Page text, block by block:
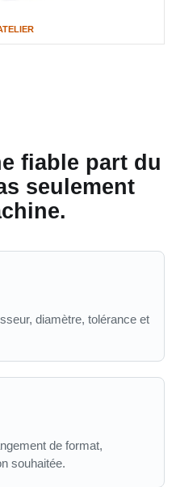
fiable part du
seulement
diamètre, tolérance et
de format,
souhaitée.